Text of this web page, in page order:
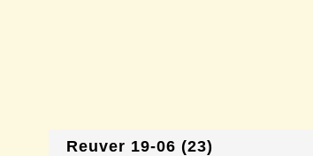
Reuver 19-06 (23)